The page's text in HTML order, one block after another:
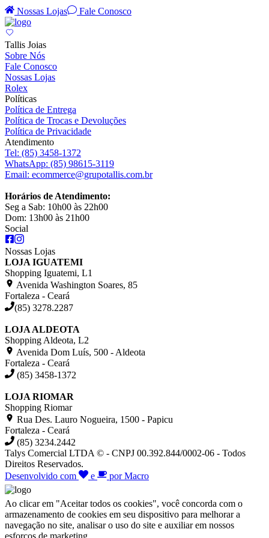
Nossas Lojas Fale Conosco
Tallis Joias
Sobre Nós
Fale Conosco
Nossas Lojas
Rolex
Políticas
Política de Entrega
Política de Trocas e Devoluções
Política de Privacidade
Atendimento
Tel: (85) 3458-1372
WhatsApp: (85) 98615-3119
Email: ecommerce@grupotallis.com.br
Horários de Atendimento:
Seg a Sab: 10h00 às 22h00
Dom: 13h00 às 21h00
Social
Nossas Lojas
LOJA IGUATEMI
Shopping Iguatemi, L1
Avenida Washington Soares, 85
Fortaleza - Ceará
(85) 3278.2287
LOJA ALDEOTA
Shopping Aldeota, L2
Avenida Dom Luís, 500 - Aldeota
Fortaleza - Ceará
(85) 3458-1372
LOJA RIOMAR
Shopping Riomar
Rua Des. Lauro Nogueira, 1500 - Papicu
Fortaleza - Ceará
(85) 3234.2442
Talys Comercial LTDA © - CNPJ 00.392.844/0002-06 - Todos
Direitos Reservados.
Desenvolvido com
e por Macro
Ao clicar em "Aceitar todos os cookies", você concorda com o
armazenamento de cookies em seu dispositivo para melhorar a
navegação no site, analisar o uso do site e auxiliar em nossos
esforços de marketing.